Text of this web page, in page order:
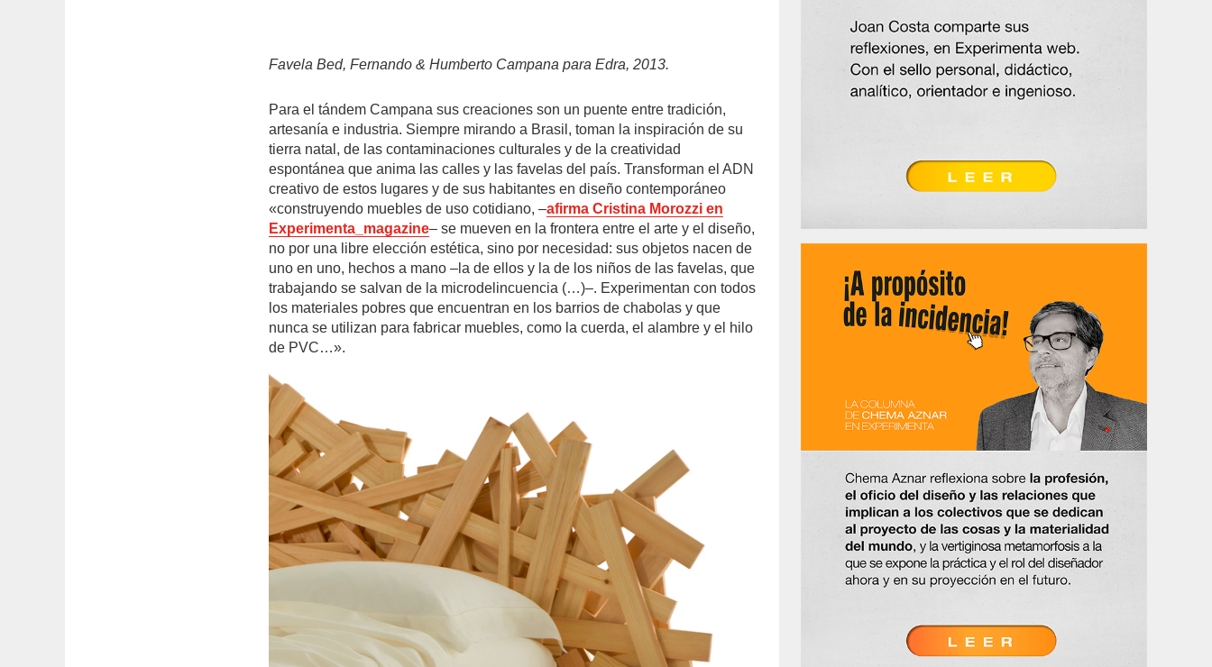
Favela Bed, Fernando & Humberto Campana para Edra, 2013.
Para el tándem Campana sus creaciones son un puente entre tradición,
artesanía e industria. Siempre mirando a Brasil, toman la inspiración de su
tierra natal, de las contaminaciones culturales y de la creatividad
espontánea que anima las calles y las favelas del país. Transforman el ADN
creativo de estos lugares y de sus habitantes en diseño contemporáneo
«construyendo muebles de uso cotidiano, –afirma Cristina Morozzi en
Experimenta_magazine– se mueven en la frontera entre el arte y el diseño,
no por una libre elección estética, sino por necesidad: sus objetos nacen de
uno en uno, hechos a mano –la de ellos y la de los niños de las favelas, que
trabajando se salvan de la microdelincuencia (…)–. Experimentan con todos
los materiales pobres que encuentran en los barrios de chabolas y que
nunca se utilizan para fabricar muebles, como la cuerda, el alambre y el hilo
de PVC…».